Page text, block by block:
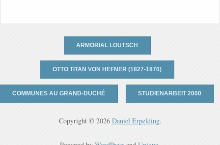
ARMORIAL LOUTSCH
OTTO TITAN VON HEFNER (1827-1870)
COMMUNES AU GRAND-DUCHÉ STUDIENARBEIT 2000
Copyright © 2026 Daniel Erpelding.